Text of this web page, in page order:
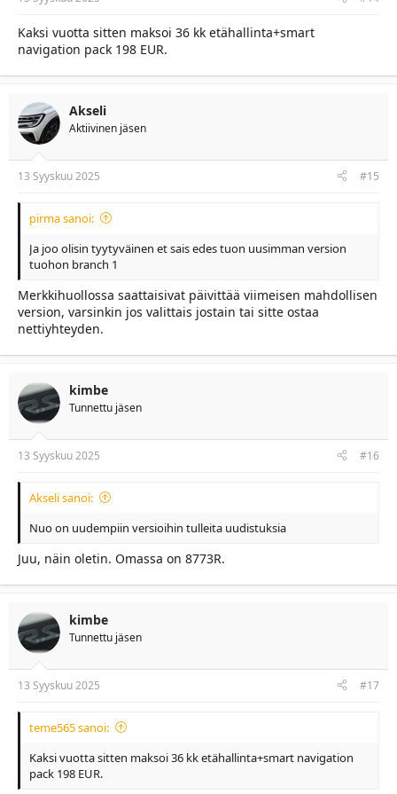
Kaksi vuotta sitten maksoi 36 kk etähallinta+smart
navigation pack 198 EUR.
Akseli
Aktiivinen jäsen
13 Syyskuu 2025 #15
pirma sanoi:
Ja joo olisin tyytyväinen et sais edes tuon uusimman version
tuohon branch 1
Merkkihuollossa saattaisivat päivittää viimeisen mahdollisen
version, varsinkin jos valittais jostain tai sitte ostaa
nettiyhteyden.
kimbe
Tunnettu jäsen
13 Syyskuu 2025 #16
Akseli sanoi:
Nuo on uudempiin versioihin tulleita uudistuksia
Juu, näin oletin. Omassa on 8773R.
kimbe
Tunnettu jäsen
13 Syyskuu 2025 #17
teme565 sanoi:
Kaksi vuotta sitten maksoi 36 kk etähallinta+smart navigation
pack 198 EUR.